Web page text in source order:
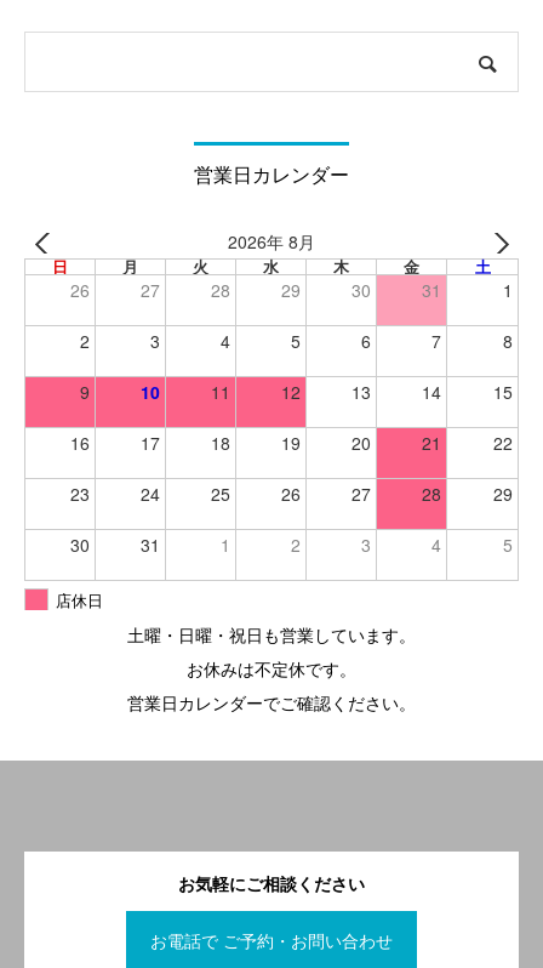
営業日カレンダー
2026年 8月
日 月 火 水 木 金 土
26 27 28 29 30 31 1
2 3 4 5 6 7 8
9 10 11 12 13 14 15
16 17 18 19 20 21 22
23 24 25 26 27 28 29
30 31 1 2 3 4 5
店休日
土曜・日曜・祝日も営業しています。
お休みは不定休です。
営業日カレンダーでご確認ください。
お気軽にご相談ください
お電話で ご予約・お問い合わせ